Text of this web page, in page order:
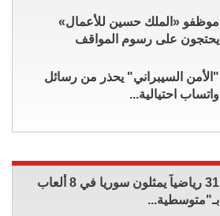
موظفو «الملك حسين للأعمال»
يحتجون على رسوم المواقف
"الأمن السيبراني" يحذر من رسائل
واتساب احتيالية...
31 رياضياً يمثلون سوريا في 8 ألعاب
بـ"متوسطية...